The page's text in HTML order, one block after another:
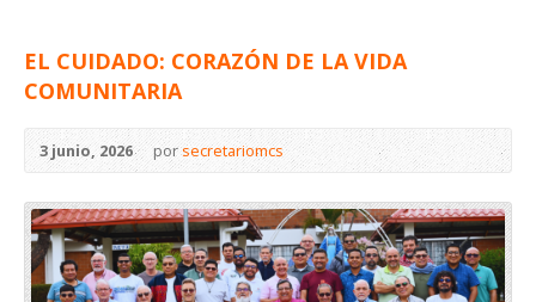
EL CUIDADO: CORAZÓN DE LA VIDA
COMUNITARIA
3 junio, 2026 porsecretariomcs